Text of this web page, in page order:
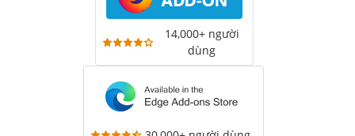
14,000+ người
dùng